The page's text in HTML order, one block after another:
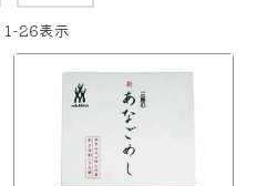
1-26表示